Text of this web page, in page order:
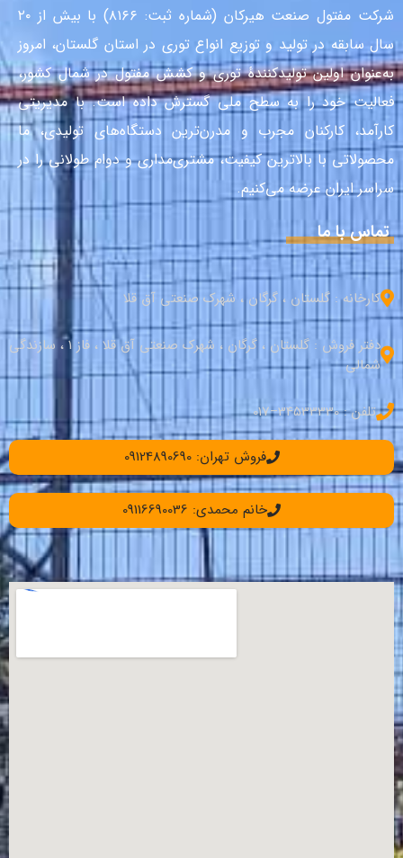
شرکت مفتول صنعت هیرکان (شماره ثبت: ۸۱۶۶) با بیش از ۲۰
سال سابقه در تولید و توزیع انواع توری در استان گلستان، امروز
به‌عنوان اولین تولیدکنندهٔ توری و کشش مفتول در شمال کشور،
فعالیت خود را به سطح ملی گسترش داده است. با مدیریتی
کارآمد، کارکنان مجرب و مدرن‌ترین دستگاه‌های تولیدی، ما
محصولاتی با بالاترین کیفیت، مشتری‌مداری و دوام طولانی را در
سراسر ایران عرضه می‌کنیم.
تماس با ما
کارخانه : گلستان ، گرگان ، شهرک صنعتی آق قلا
دفتر فروش : گلستان ، گرگان ، شهرک صنعتی آق قلا ، فاز 1 ، سازندگی
شمالی
تلفن : 34533330–017
فروش تهران: 09124890690
خانم محمدی: 09116690036